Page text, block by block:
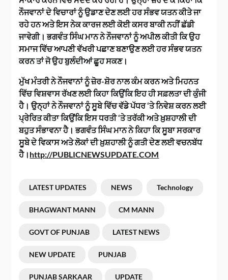
ਨੌਜਵਾਨਾਂ ਦੇ ਵਿਚਾਰਾਂ ਨੂੰ ਉਡਾਣ ਦੇਣ ਲਈ ਹਰ ਸੰਭਵ ਯਤਨ ਕੀਤੇ ਜਾ
ਰਹੇ ਹਨ ਅਤੇ ਇਸ ਨੇਕ ਕਾਰਜ ਲਈ ਕੋਈ ਕਸਰ ਬਾਕੀ ਨਹੀਂ ਛੱਡੀ
ਜਾਵੇਗੀ। ਭਗਵੰਤ ਸਿੰਘ ਮਾਨ ਨੇ ਨੌਜਵਾਨਾਂ ਨੂੰ ਅਪੀਲ ਕੀਤੀ ਕਿ ਉਹ
ਸਮਾਜ ਵਿੱਚ ਆਪਣੀ ਵੱਖਰੀ ਪਛਾਣ ਬਣਾਉਣ ਲਈ ਹਰ ਸੰਭਵ ਯਤਨ
ਕਰਨ ਤਾਂ ਜੋ ਉਹ ਬੁਲੰਦੀਆਂ ਛੂਹ ਸਕਣ।
ਮੁੱਖ ਮੰਤਰੀ ਨੇ ਨੌਜਵਾਨਾਂ ਨੂੰ ਜ਼ੋਰ-ਸ਼ੋਰ ਨਾਲ ਕੰਮ ਕਰਨ ਅਤੇ ਮਿਹਨਤ
ਵਿੱਚ ਵਿਸ਼ਵਾਸ ਰੱਖਣ ਲਈ ਕਿਹਾ ਕਿਉਂਕਿ ਇਹ ਹੀ ਸਫ਼ਲਤਾ ਦੀ ਕੁੰਜੀ
ਹੈ। ਉਨ੍ਹਾਂ ਨੇ ਨੌਜਵਾਨਾਂ ਨੂੰ ਸੂਬੇ ਵਿੱਚ ਵੱਡੇ ਪੱਧਰ ‘ਤੇ ਨਿਵੇਸ਼ ਕਰਨ ਲਈ
ਪ੍ਰੇਰਿਤ ਕੀਤਾ ਕਿਉਂਕਿ ਇਸ ਧਰਤੀ ‘ਤੇ ਤਰੱਕੀ ਅਤੇ ਖ਼ੁਸ਼ਹਾਲੀ ਦੀ
ਬਹੁਤ ਸੰਭਾਵਨਾ ਹੈ। ਭਗਵੰਤ ਸਿੰਘ ਮਾਨ ਨੇ ਕਿਹਾ ਕਿ ਸੂਬਾ ਸਰਕਾਰ
ਸੂਬੇ ਦੇ ਵਿਕਾਸ ਅਤੇ ਲੋਕਾਂ ਦੀ ਖ਼ੁਸ਼ਹਾਲੀ ਨੂੰ ਗਤੀ ਦੇਣ ਲਈ ਵਚਨਬੱਧ
ਹੈ। http://PUBLICNEWSUPDATE.COM
LATEST UPDATES NEWS Technology
BHAGWANT MANN CM MANN
GOVT OF PUNJAB LATEST NEWS
NEW UPDATE PUNJAB
PUNJAB SARKAAR UPDATE